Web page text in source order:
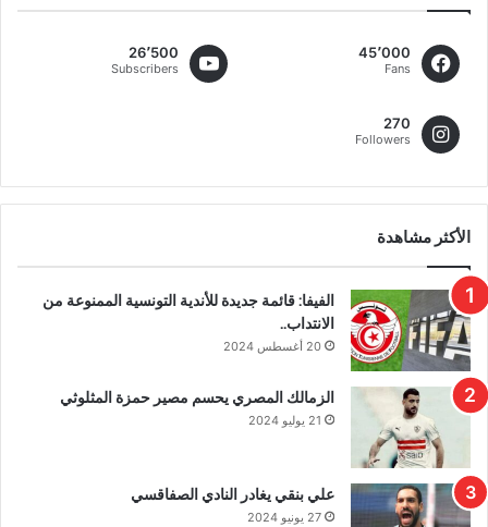
45٬000
Fans
26٬500
Subscribers
270
Followers
الأكثر مشاهدة
الفيفا: قائمة جديدة للأندية التونسية الممنوعة من
الانتداب..
20 أغسطس 2024
الزمالك المصري يحسم مصير حمزة المثلوثي
21 يوليو 2024
علي بنقي يغادر النادي الصفاقسي
27 يونيو 2024